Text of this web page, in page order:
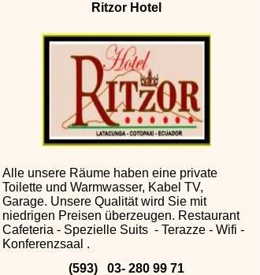
Ritzor Hotel
(593) 03- 280 99 71
Alle unsere Räume haben eine private
Toilette und Warmwasser, Kabel TV,
Garage. Unsere Qualität wird Sie mit
niedrigen Preisen überzeugen. Restaurant
Cafeteria - Spezielle Suits - Terazze - Wifi -
Konferenzsaal .